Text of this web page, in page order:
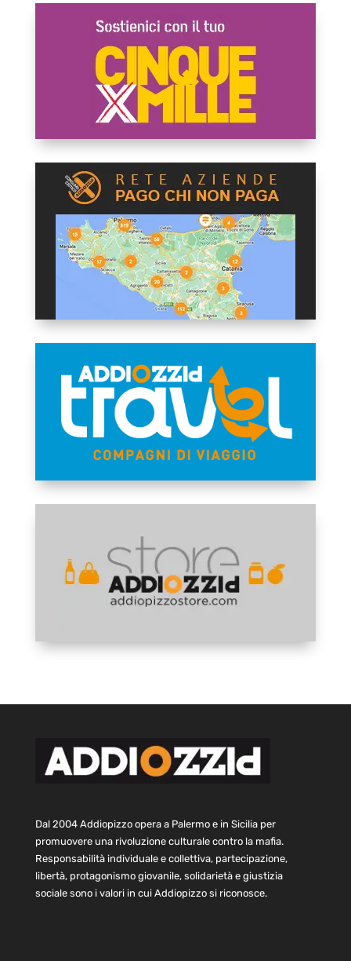
Dal 2004 Addiopizzo opera a Palermo e in Sicilia per
promuovere una rivoluzione culturale contro la mafia.
Responsabilità individuale e collettiva, partecipazione,
libertà, protagonismo giovanile, solidarietà e giustizia
sociale sono i valori in cui Addiopizzo si riconosce.